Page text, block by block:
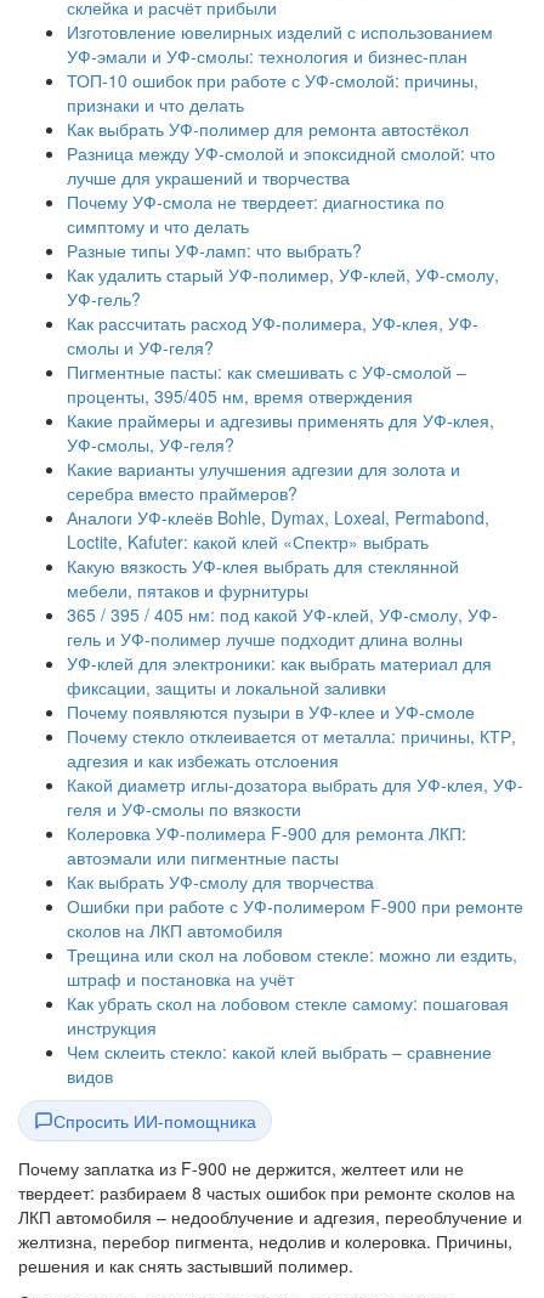
склейка и расчёт прибыли
Изготовление ювелирных изделий с использованием
УФ-эмали и УФ-смолы: технология и бизнес-план
ТОП-10 ошибок при работе с УФ-смолой: причины,
признаки и что делать
Как выбрать УФ-полимер для ремонта автостёкол
Разница между УФ-смолой и эпоксидной смолой: что
лучше для украшений и творчества
Почему УФ-смола не твердеет: диагностика по
симптому и что делать
Разные типы УФ-ламп: что выбрать?
Как удалить старый УФ-полимер, УФ-клей, УФ-смолу,
УФ-гель?
Как рассчитать расход УФ-полимера, УФ-клея, УФ-
смолы и УФ-геля?
Пигментные пасты: как смешивать с УФ-смолой –
проценты, 395/405 нм, время отверждения
Какие праймеры и адгезивы применять для УФ-клея,
УФ-смолы, УФ-геля?
Какие варианты улучшения адгезии для золота и
серебра вместо праймеров?
Аналоги УФ-клеёв Bohle, Dymax, Loxeal, Permabond,
Loctite, Kafuter: какой клей «Спектр» выбрать
Какую вязкость УФ-клея выбрать для стеклянной
мебели, пятаков и фурнитуры
365 / 395 / 405 нм: под какой УФ-клей, УФ-смолу, УФ-
гель и УФ-полимер лучше подходит длина волны
УФ-клей для электроники: как выбрать материал для
фиксации, защиты и локальной заливки
Почему появляются пузыри в УФ-клее и УФ-смоле
Почему стекло отклеивается от металла: причины, КТР,
адгезия и как избежать отслоения
Какой диаметр иглы-дозатора выбрать для УФ-клея, УФ-
геля и УФ-смолы по вязкости
Колеровка УФ-полимера F-900 для ремонта ЛКП:
автоэмали или пигментные пасты
Как выбрать УФ-смолу для творчества
Ошибки при работе с УФ-полимером F-900 при ремонте
сколов на ЛКП автомобиля
Трещина или скол на лобовом стекле: можно ли ездить,
штраф и постановка на учёт
Как убрать скол на лобовом стекле самому: пошаговая
инструкция
Чем склеить стекло: какой клей выбрать – сравнение
видов
Спросить ИИ-помощника
Почему заплатка из F-900 не держится, желтеет или не
твердеет: разбираем 8 частых ошибок при ремонте сколов на
ЛКП автомобиля – недооблучение и адгезия, переоблучение и
желтизна, перебор пигмента, недолив и колеровка. Причины,
решения и как снять застывший полимер.